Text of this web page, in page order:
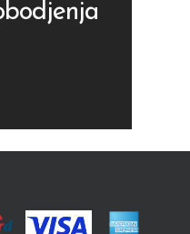
Sušeno Voće